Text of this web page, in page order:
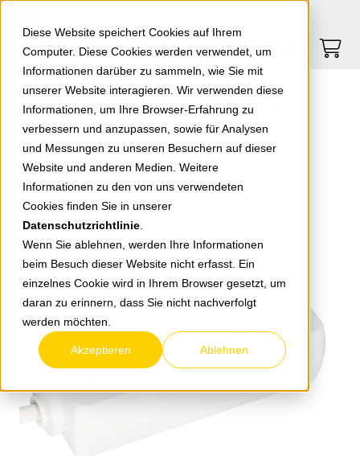
Diese Website speichert Cookies auf Ihrem
Computer. Diese Cookies werden verwendet, um
Informationen darüber zu sammeln, wie Sie mit
unserer Website interagieren. Wir verwenden diese
Informationen, um Ihre Browser-Erfahrung zu
verbessern und anzupassen, sowie für Analysen
und Messungen zu unseren Besuchern auf dieser
Website und anderen Medien. Weitere
Informationen zu den von uns verwendeten
Cookies finden Sie in unserer
Datenschutzrichtlinie
Wenn Sie ablehnen, werden Ihre Informationen
beim Besuch dieser Website nicht erfasst. Ein
einzelnes Cookie wird in Ihrem Browser gesetzt, um
daran zu erinnern, dass Sie nicht nachverfolgt
werden möchten.
Akzeptieren Ablehnen
Springe zu Hauptinhalt Springe zum Footer
0
zurück zur Übersicht